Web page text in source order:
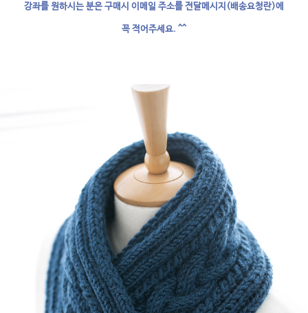
강좌를 원하시는 분은 구매시 이메일 주소를 전달메시지(배송요청란)에
꼭 적어주세요. ^^